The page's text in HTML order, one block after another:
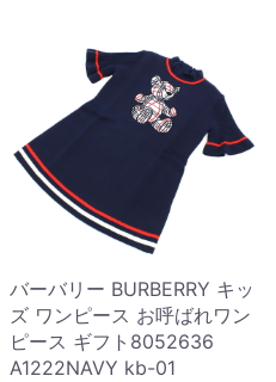
バーバリー BURBERRY キッ
ズ ワンピース お呼ばれワン
ピース ギフト8052636
A1222NAVY kb-01